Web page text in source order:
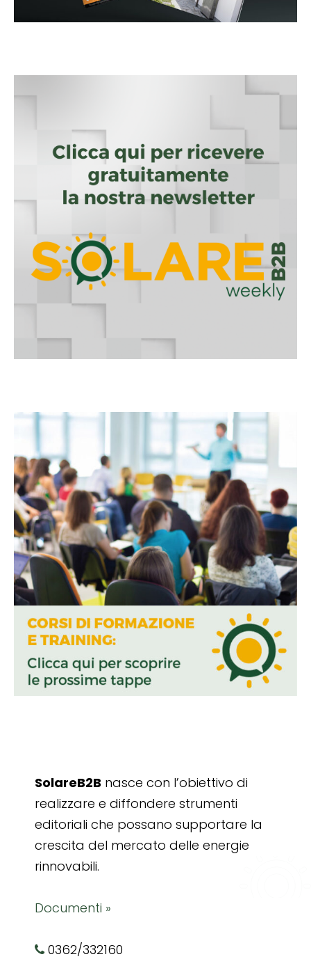
SolareB2B nasce con l’obiettivo di
realizzare e diffondere strumenti
editoriali che possano supportare la
crescita del mercato delle energie
rinnovabili.
Documenti »
0362/332160